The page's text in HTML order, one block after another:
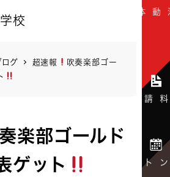
校
グ 超速報
吹奏楽部ゴー
楽部ゴールド
ゲット